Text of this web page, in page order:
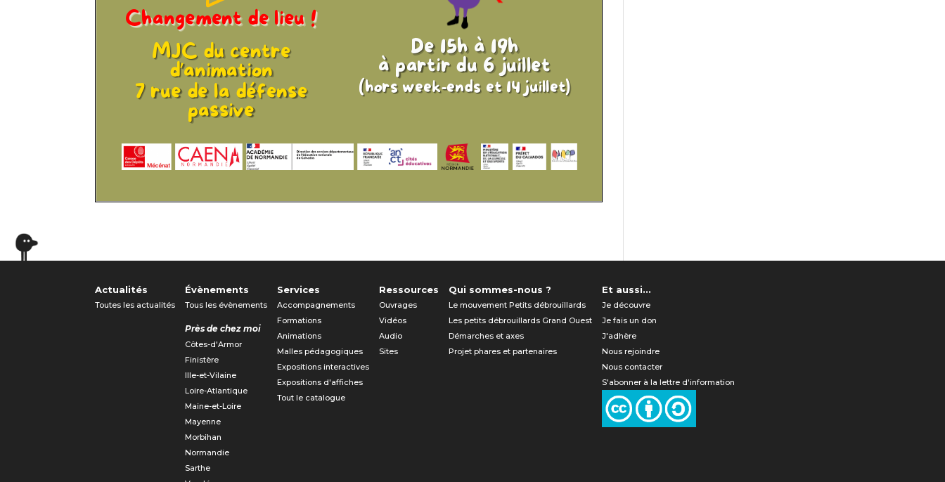
Actualités
Toutes les actualités
Évènements
Tous les évènements
Près de chez moi
Côtes-d'Armor
Finistère
Ille-et-Vilaine
Loire-Atlantique
Maine-et-Loire
Mayenne
Morbihan
Normandie
Sarthe
Services
Accompagnements
Formations
Animations
Malles pédagogiques
Expositions interactives
Expositions d'affiches
Tout le catalogue
Ressources
Ouvrages
Vidéos
Audio
Sites
Qui sommes-nous ?
Le mouvement Petits débrouillards
Les petits débrouillards Grand Ouest
Démarches et axes
Projet phares et partenaires
Et aussi...
Je découvre
Je fais un don
J'adhère
Nous rejoindre
Nous contacter
S'abonner à la lettre d'information